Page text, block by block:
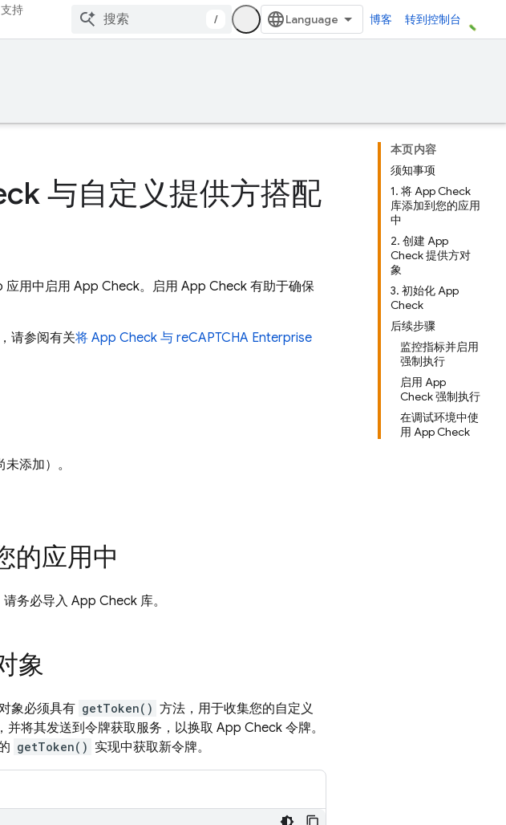
支持
/ 博客 转到控制台
本页内容
须知事项
1. 将 App Check
库添加到您的应用
中
2. 创建 App
Check 提供方对
象
3. 初始化 App
Check
后续步骤
监控指标并启用
强制执行
启用 App
Check 强制执行
在调试环境中使
用 App Check
与自定义提供方搭配
应用中启用 App Check。启用 App Check 有助于确保
请参阅有关将 App Check 与 reCAPTCHA Enterprise
未添加）。
的应用中
请务必导入 App Check 库。
象
象必须具有 getToken() 方法，用于收集您的自定义
并将其发送到令牌获取服务，以换取 App Check 令牌。
getToken() 实现中获取新令牌。